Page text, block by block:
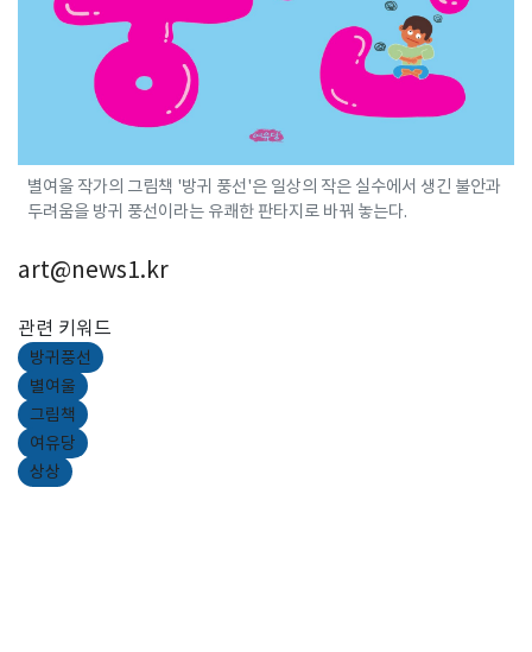
별여울 작가의 그림책 '방귀 풍선'은 일상의 작은 실수에서 생긴 불안과
두려움을 방귀 풍선이라는 유쾌한 판타지로 바꿔 놓는다.
art@news1.kr
관련 키워드
방귀풍선
별여울
그림책
여유당
상상